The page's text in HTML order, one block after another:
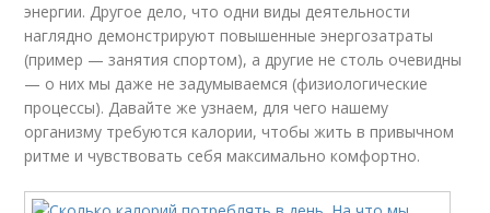
энергии. Другое дело, что одни виды деятельности
наглядно демонстрируют повышенные энергозатраты
(пример — занятия спортом), а другие не столь очевидны
— о них мы даже не задумываемся (физиологические
процессы). Давайте же узнаем, для чего нашему
организму требуются калории, чтобы жить в привычном
ритме и чувствовать себя максимально комфортно.